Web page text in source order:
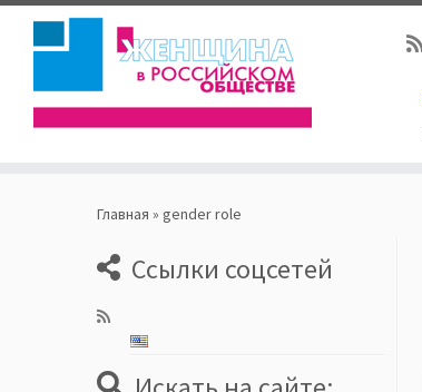
Главная » gender role
Ссылки соцсетей